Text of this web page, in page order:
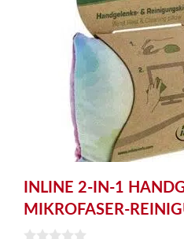
INLINE 2-IN-1
MIKROFASER-